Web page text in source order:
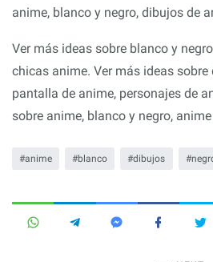
anime, blanco y negro, dibujos de
Ver más ideas sobre blanco y
chicas anime. Ver más ideas
pantalla de anime, personajes de
sobre anime, blanco y negro,
anime blanco dibujos